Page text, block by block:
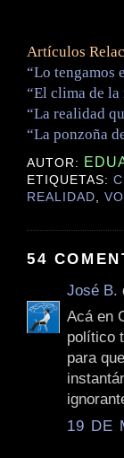
Artículos
“Lo tengamos
“El clima de
“La realidad
“La ponzoña
AUTOR:
ETIQUETAS:
REALIDAD,
54
José B.
Acá en
político
para
19 DE